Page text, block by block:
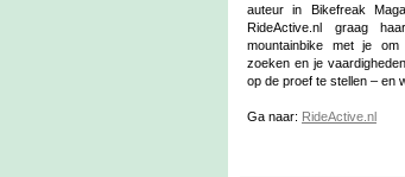
auteur in Bikefreak
RideActive.nl graag
mountainbike met je
zoeken en je
op de proef te stellen – en
Ga naar: RideActive.nl